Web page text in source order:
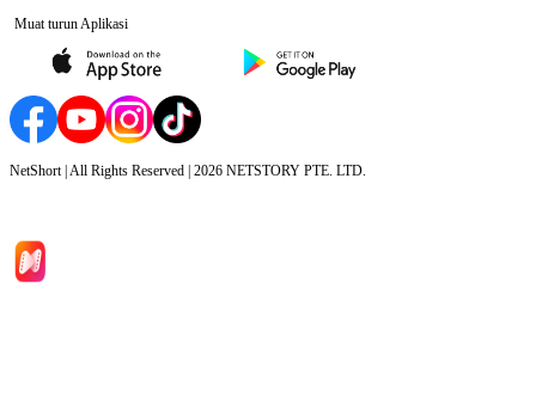
Muat turun Aplikasi
NetShort | All Rights Reserved | 2026 NETSTORY PTE. LTD.